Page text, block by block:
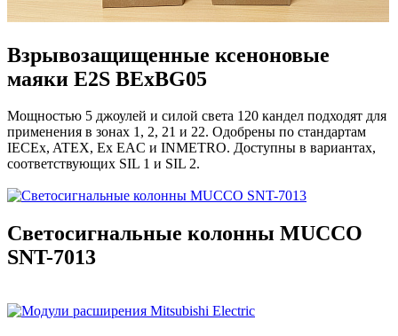
Взрывозащищенные ксеноновые
маяки E2S BExBG05
Мощностью 5 джоулей и силой света 120 кандел подходят для
применения в зонах 1, 2, 21 и 22. Одобрены по стандартам
IECEx, ATEX, Ex EAC и INMETRO. Доступны в вариантах,
соответствующих SIL 1 и SIL 2.
Светосигнальные колонны MUCCO
SNT-7013